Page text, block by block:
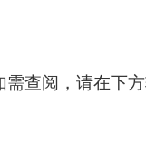
查阅，请在下